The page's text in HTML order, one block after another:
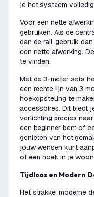
je het systeem
Voor een nette
gebruiken. Als de
dan de rail, gebruik
een nette afwerking.
te vinden.
Met de 3-meter sets
een rechte lijn van 3
hoekopstelling te
accessoires. Dit biedt
verlichting precies
een beginner bent of
genieten van het
jouw wensen kunt
of een hoek in je
Tijdloos en Modern
Het strakke, moderne